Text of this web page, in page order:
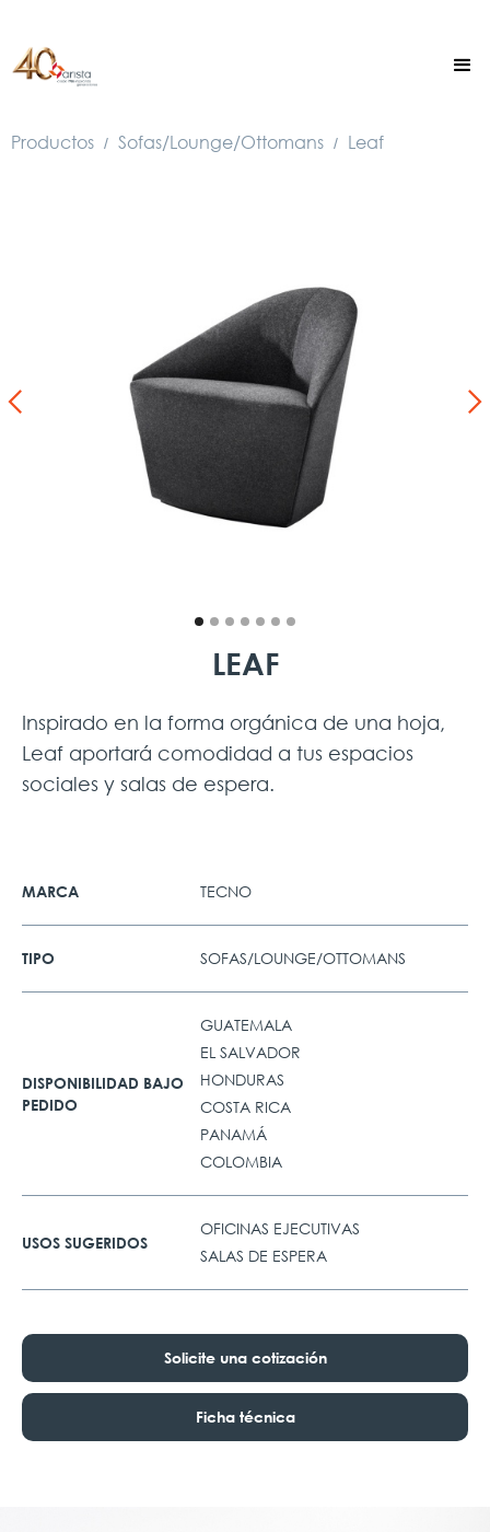
Productos / Sofas/Lounge/Ottomans / Leaf
LEAF
Inspirado en la forma orgánica de una hoja,
Leaf aportará comodidad a tus espacios
sociales y salas de espera.
MARCA TECNO
TIPO SOFAS/LOUNGE/OTTOMANS
DISPONIBILIDAD BAJO
PEDIDO
GUATEMALA
EL SALVADOR
HONDURAS
COSTA RICA
PANAMÁ
COLOMBIA
USOS SUGERIDOS
OFICINAS EJECUTIVAS
SALAS DE ESPERA
Solicite una cotización
Ficha técnica